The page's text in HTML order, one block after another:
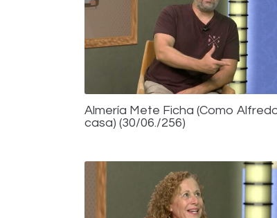
Almería Mete Ficha (Como
casa) (30/06./256)